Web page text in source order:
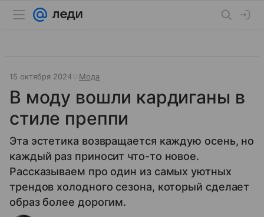
15 октября 2024 Мода
В моду вошли кардиганы в
стиле преппи
Эта эстетика возвращается каждую осень, но
каждый раз приносит что-то новое.
Рассказываем про один из самых уютных
трендов холодного сезона, который сделает
образ более дорогим.